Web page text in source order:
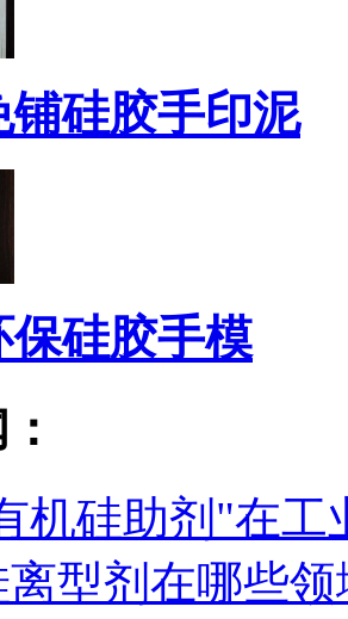
铺硅胶手印泥
保硅胶手模
机硅助剂"在工
型剂在哪些